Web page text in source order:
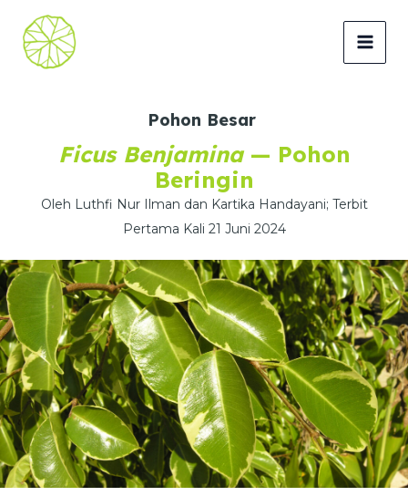
Lewati
konten
Pohon Besar
Ficus Benjamina— Pohon
Beringin
Oleh Luthfi Nur Ilman dan Kartika Handayani; Terbit
Pertama Kali 21 Juni 2024